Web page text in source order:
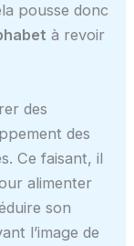
pousse donc
à revoir
des
des
Ce faisant, il
alimenter
son
l’image de